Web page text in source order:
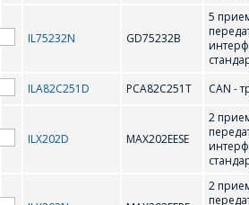
MAX3486EPA
IL75232N GD75232B
5
ILA82C251D PCA82С251T CAN -
ILX202D MAX202EESE
2
2